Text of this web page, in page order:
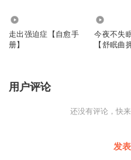
走出强迫症【自愈手
册】
今夜不失
【舒眠曲
用户评论
还没有评论，快
发